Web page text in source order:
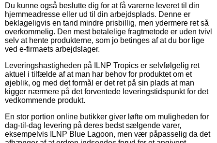
Du kunne også beslutte dig for at få varerne leveret til din
hjemmeadresse eller ud til din arbejdsplads. Denne er
beklageligvis en tand mindre prisbillig, men ydermere ret så
overkommelig. Den mest betalelige fragtmetode er uden tvivl
selv at hente produkterne, som jo betinges af at du bor lige
ved e-firmaets arbejdslager.
Leveringshastigheden på ILNP Tropics er selvfølgelig ret
aktuel i tilfælde af at man har behov for produktet om et
øjeblik, og med det formål er det ret på sin plads at man
kigger nærmere på det forventede leveringstidspunkt for det
vedkommende produkt.
En stor portion online butikker giver løfte om muligheden for
dag-til-dag levering på deres bedst sælgende varer,
eksempelvis ILNP Blue Lagoon, men vær påpasselig da det